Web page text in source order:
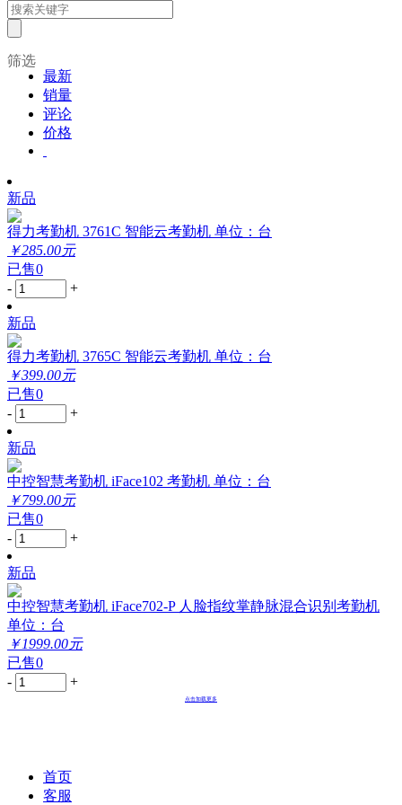
筛选
最新
销量
评论
价格
新品
得力考勤机 3761C 智能云考勤机 单位：台
￥285.00元
已售0
-
+
新品
得力考勤机 3765C 智能云考勤机 单位：台
￥399.00元
已售0
-
+
新品
中控智慧考勤机 iFace102 考勤机 单位：台
￥799.00元
已售0
-
+
新品
中控智慧考勤机 iFace702-P 人脸指纹掌静脉混合识别考勤机
单位：台
￥1999.00元
已售0
-
+
点击加载更多
首页
客服